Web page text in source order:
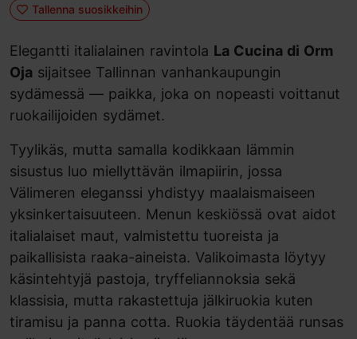
Tallenna suosikkeihin
Elegantti italialainen ravintola La Cucina di Orm
Oja sijaitsee Tallinnan vanhankaupungin
sydämessä — paikka, joka on nopeasti voittanut
ruokailijoiden sydämet.
Tyylikäs, mutta samalla kodikkaan lämmin
sisustus luo miellyttävän ilmapiirin, jossa
Välimeren eleganssi yhdistyy maalaismaiseen
yksinkertaisuuteen. Menun keskiössä ovat aidot
italialaiset maut, valmistettu tuoreista ja
paikallisista raaka-aineista. Valikoimasta löytyy
käsintehtyjä pastoja, tryffeliannoksia sekä
klassisia, mutta rakastettuja jälkiruokia kuten
tiramisu ja panna cotta. Ruokia täydentää runsas